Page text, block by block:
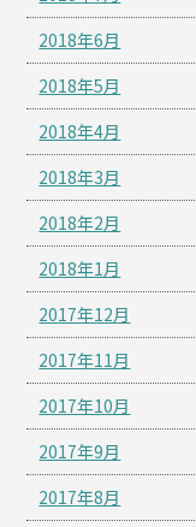
2018年6月
2018年5月
2018年4月
2018年3月
2018年2月
2018年1月
2017年12月
2017年11月
2017年10月
2017年9月
2017年8月